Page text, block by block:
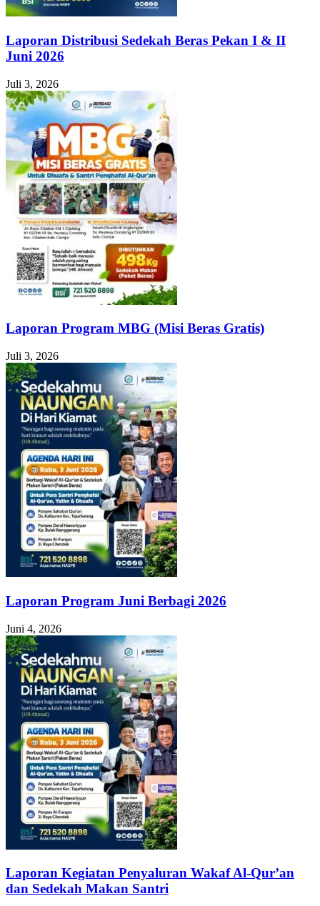
Laporan Distribusi Sedekah Beras Pekan I & II
Juni 2026
Juli 3, 2026
Laporan Program MBG (Misi Beras Gratis)
Juli 3, 2026
Laporan Program Juni Berbagi 2026
Juni 4, 2026
Laporan Kegiatan Penyaluran Wakaf Al-Qur’an
dan Sedekah Makan Santri